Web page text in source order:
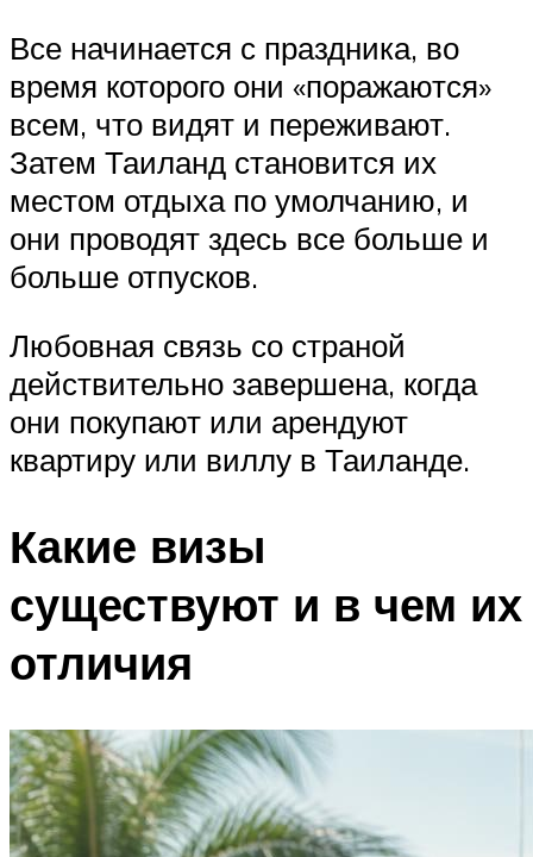
Все начинается с праздника, во
время которого они «поражаются»
всем, что видят и переживают.
Затем Таиланд становится их
местом отдыха по умолчанию, и
они проводят здесь все больше и
больше отпусков.
Любовная связь со страной
действительно завершена, когда
они покупают или арендуют
квартиру или виллу в Таиланде.
Какие визы
существуют и в чем их
отличия